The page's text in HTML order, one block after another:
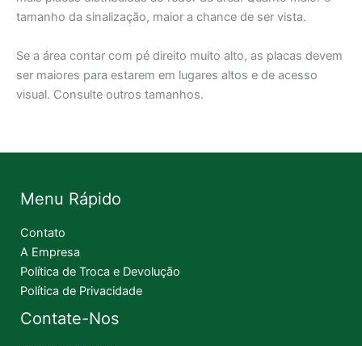
tamanho da sinalização, maior a chance de ser vista.
Se a área contar com pé direito muito alto, as placas devem
ser maiores para estarem em lugares altos e de acesso
visual. Consulte outros tamanhos.
Menu Rápido
Contato
A Empresa
Política de Troca e Devolução
Política de Privacidade
Contate-Nos